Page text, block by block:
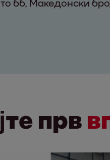
бб, Македонски
прв